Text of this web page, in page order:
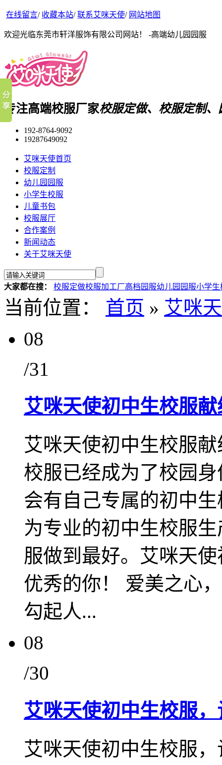
在线留言/ 收藏本站/联系艾咪天使/ 网站地图
欢迎光临东莞市轩洋服饰有限公司网站！ -高端幼儿园园服
专注高端校服厂家校服定做、校服定制
192-8764-9092
19287649092
艾咪天使首页
校服定制
幼儿园园服
小学生校服
儿童书包
校服展厅
合作案例
新闻动态
关于艾咪天使
大家都在搜： 校服定做校服加工厂高档园服幼儿园园服小学生
当前位置： 首页 » 艾咪
08
/31
艾咪天使初中生校服
艾咪天使初中生校服
校服已经成为了校园
会有自己专属的初中
为专业的初中生校服
服做到最好。艾咪天
优秀的你！ 爱美之心
勾起人...
08
/30
艾咪天使初中生校服
艾咪天使初中生校服